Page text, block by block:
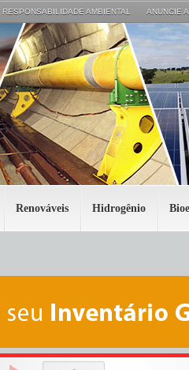
RESPONSABILIDADE AMBIENTAL ANUNCIE
Renováveis Hidrogênio